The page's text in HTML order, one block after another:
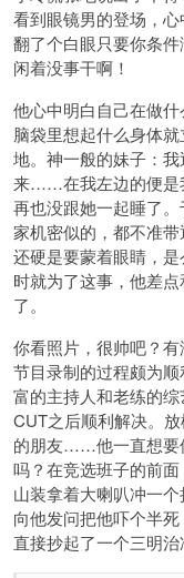
看到眼镜男的登场，
翻了个白眼只要你条
闲着没事干啊！
他心中明白自己在做
脑袋里想起什么身体
地。神一般的妹子：
来……在我左边的便是
再也没跟她一起睡了
家机密似的，都不准
还硬是要蒙着眼睛，
时就为了这事，他差
了。
你看照片，很帅吧？有
节目录制的过程颇为
富的主持人和老练的
CUT之后顺利解决。
的朋友……他一直想要
吗？在竞选班子的前
山装拿着大喇叭冲一
向他发问把他吓个半
直接抄起了一个三明治